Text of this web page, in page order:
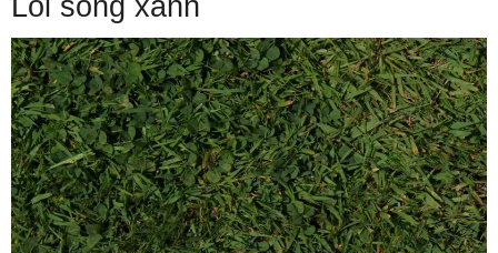
Lối sống xanh